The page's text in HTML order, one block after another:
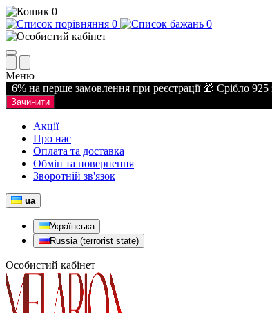
0
0
0
Меню
−6% на перше замовлення при реєстрації 🎁 Срібло 925
Зачинити
Акції
Про нас
Оплата та доставка
Обмін та повернення
Зворотній зв'язок
ua
Українська
Russia (terrorist state)
Особистий кабінет